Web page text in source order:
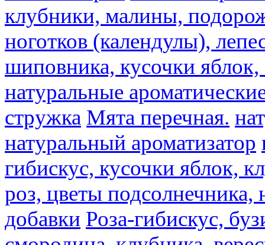
клубники, малины,
ноготков (календулы),
шиповника, кусочки
натуральные
стружка Мята перечная.
натуральный ароматизатор
гибискус, кусочки яблок,
роз, цветы подсолнечника,
добавки Роза-гибискус,